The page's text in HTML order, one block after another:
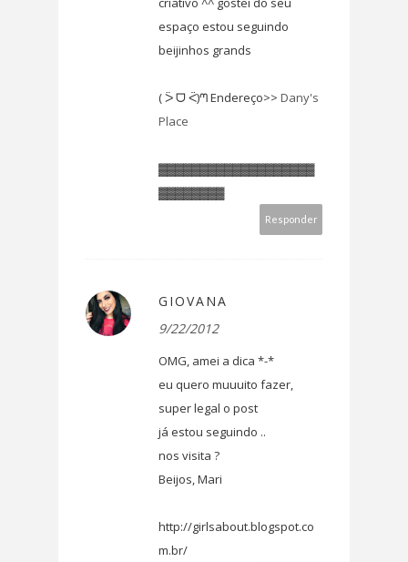
espaço estou seguindo
beijinhos grands
( ᐵ ᗜ ᑈ)ᘉ Endereço>> Dany's
Place
▓▓▓▓▓▓▓▓▓▓▓▓▓▓▓▓▓▓▓
▓▓▓▓▓▓▓▓
Responder
GIOVANA
9/22/2012
OMG, amei a dica *-*
eu quero muuuito fazer,
super legal o post
já estou seguindo ..
nos visita ?
Beijos, Mari
http://girlsabout.blogspot.co
m.br/